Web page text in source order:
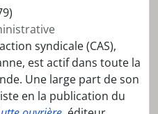
syndicale (CAS),
est actif dans toute la
Une large part de son
en la publication du